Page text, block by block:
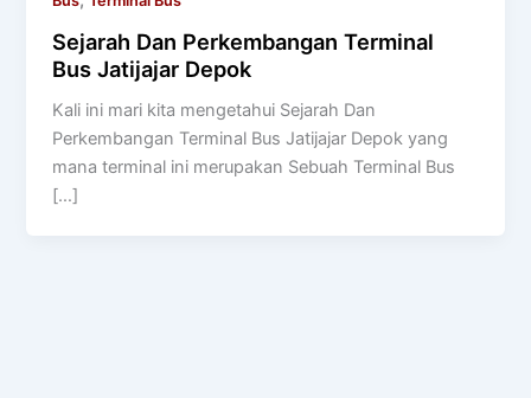
Sejarah Dan Perkembangan Terminal
Bus Jatijajar Depok
Kali ini mari kita mengetahui Sejarah Dan
Perkembangan Terminal Bus Jatijajar Depok yang
mana terminal ini merupakan Sebuah Terminal Bus
[…]